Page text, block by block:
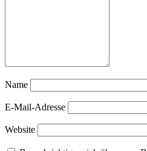
Name
E-Mail-Adresse
Website